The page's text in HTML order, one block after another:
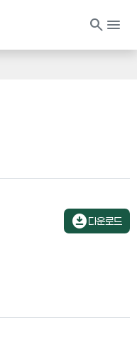
search menu
download_for_offline다운로드